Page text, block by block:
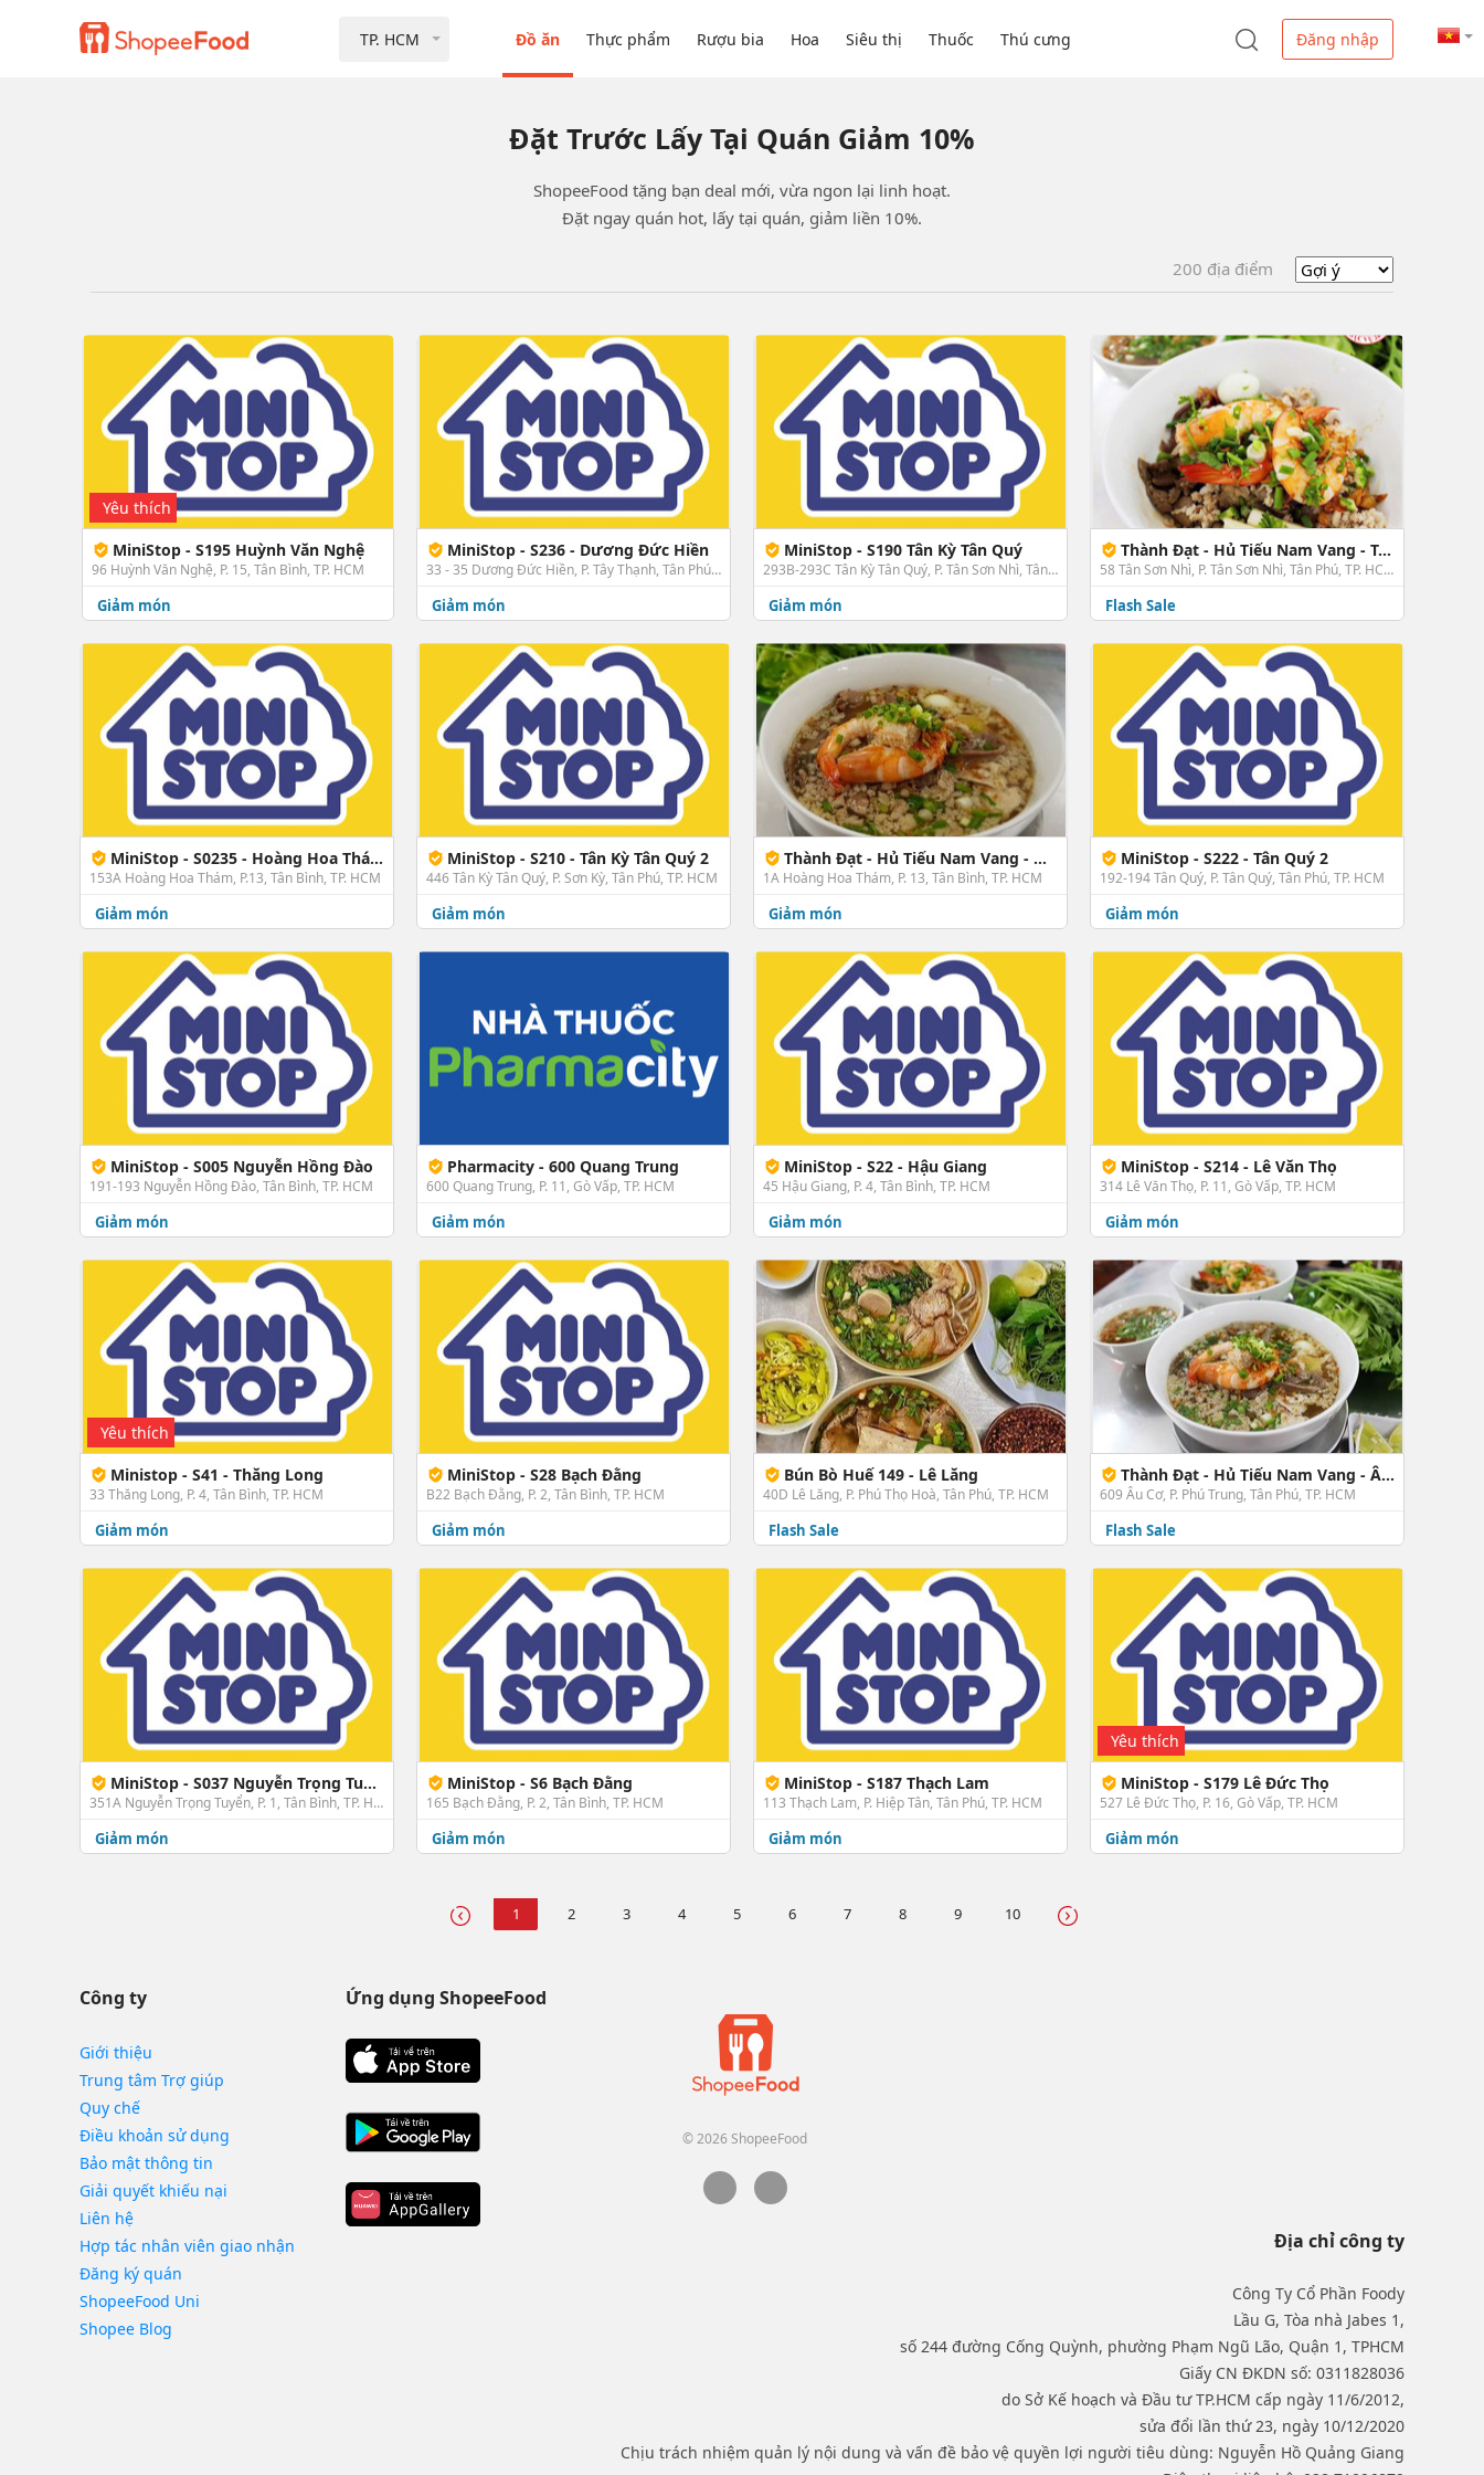
TP. HCM Đồ ăn Thực phẩm Rượu bia Hoa Siêu thị Thuốc Thú cưng Đăng nhập
Đặt Trước Lấy Tại Quán Giảm 10%
ShopeeFood tặng bạn deal mới, vừa ngon lại linh hoạt.
200 địa điểm
Yêu thích
MiniStop - S195 Huỳnh Văn Nghệ
96 Huỳnh Văn Nghệ, P. 15, Tân Bình, TP. HCM
Giảm món
MiniStop - S236 - Dương Đức Hiền
33 - 35 Dương Đức Hiền, P. Tây Thạnh, Tân Phú, TP. HCM
Giảm món
MiniStop - S190 Tân Kỳ Tân Quý
293B-293C Tân Kỳ Tân Quý, P. Tân Sơn Nhì, Tân Phú, TP. HCM
Giảm món
Thành Đạt - Hủ Tiếu Nam Vang - Tân Sơn Nhì
58 Tân Sơn Nhì, P. Tân Sơn Nhì, Tân Phú, TP. HCM
Flash Sale
MiniStop - S0235 - Hoàng Hoa Thám 4
153A Hoàng Hoa Thám, P.13, Tân Bình, TP. HCM
Giảm món
MiniStop - S210 - Tân Kỳ Tân Quý 2
446 Tân Kỳ Tân Quý, P. Sơn Kỳ, Tân Phú, TP. HCM
Giảm món
Thành Đạt - Hủ Tiếu Nam Vang - Hoàng Hoa Thám
1A Hoàng Hoa Thám, P. 13, Tân Bình, TP. HCM
Giảm món
MiniStop - S222 - Tân Quý 2
192-194 Tân Quý, P. Tân Quý, Tân Phú, TP. HCM
Giảm món
MiniStop - S005 Nguyễn Hồng Đào
191-193 Nguyễn Hồng Đào, Tân Bình, TP. HCM
Giảm món
Pharmacity - 600 Quang Trung
600 Quang Trung, P. 11, Gò Vấp, TP. HCM
Giảm món
MiniStop - S22 - Hậu Giang
45 Hậu Giang, P. 4, Tân Bình, TP. HCM
Giảm món
MiniStop - S214 - Lê Văn Thọ
314 Lê Văn Thọ, P. 11, Gò Vấp, TP. HCM
Giảm món
Yêu thích
Ministop - S41 - Thăng Long
33 Thăng Long, P. 4, Tân Bình, TP. HCM
Giảm món
MiniStop - S28 Bạch Đằng
B22 Bạch Đằng, P. 2, Tân Bình, TP. HCM
Giảm món
Bún Bò Huế 149 - Lê Lăng
40D Lê Lăng, P. Phú Thọ Hoà, Tân Phú, TP. HCM
Flash Sale
Thành Đạt - Hủ Tiếu Nam Vang - Âu Cơ
609 Âu Cơ, P. Phú Trung, Tân Phú, TP. HCM
Flash Sale
MiniStop - S037 Nguyễn Trọng Tuyển
351A Nguyễn Trọng Tuyển, P. 1, Tân Bình, TP. HCM
Giảm món
MiniStop - S6 Bạch Đằng
165 Bạch Đằng, P. 2, Tân Bình, TP. HCM
Giảm món
MiniStop - S187 Thạch Lam
113 Thạch Lam, P. Hiệp Tân, Tân Phú, TP. HCM
Giảm món
Yêu thích
MiniStop - S179 Lê Đức Thọ
527 Lê Đức Thọ, P. 16, Gò Vấp, TP. HCM
Giảm món
1 2 3 4 5 6 7 8 9 10
Công ty
Giới thiệu
Trung tâm Trợ giúp
Quy chế
Điều khoản sử dụng
Bảo mật thông tin
Giải quyết khiếu nại
Liên hệ
Hợp tác nhân viên giao nhận
Đăng ký quán
ShopeeFood Uni
Shopee Blog
Ứng dụng ShopeeFood
© 2026 ShopeeFood
Địa chỉ công ty
Công Ty Cổ Phần Foody
Lầu G, Tòa nhà Jabes 1,
số 244 đường Cống Quỳnh, phường Phạm Ngũ Lão, Quận 1, TPHCM
Giấy CN ĐKDN số: 0311828036
do Sở Kế hoạch và Đầu tư TP.HCM cấp ngày 11/6/2012,
sửa đổi lần thứ 23, ngày 10/12/2020
Chịu trách nhiệm quản lý nội dung và vấn đề bảo vệ quyền lợi người tiêu dùng: Nguyễn Hồ Quảng Giang